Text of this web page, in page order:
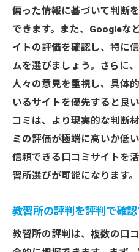
偏った情報に基づいて判断
できます。また、Googleな
イトの評価を確認し、特に
ムを選びましょう。さらに
人々の意見を重視し、具体
いるサイトを優先すると良
コミは、より現実的な判断
ミの評価が極端に高いか低
信頼できる口コミサイトを
習所選びが可能になります。
教習所の評判を評判で確
教習所の評判は、複数の口